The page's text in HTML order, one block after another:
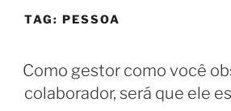
TAG: PESSOA
Como gestor como você
colaborador, será que ele